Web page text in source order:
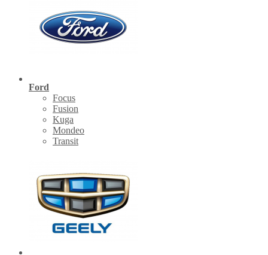
Ford
Focus
Fusion
Kuga
Mondeo
Transit